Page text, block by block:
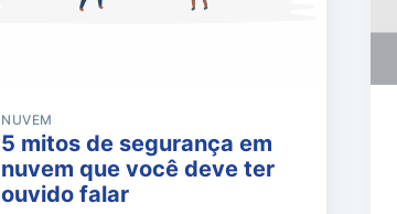
NUVEM
5 mitos de segurança em
nuvem que você deve ter
ouvido falar